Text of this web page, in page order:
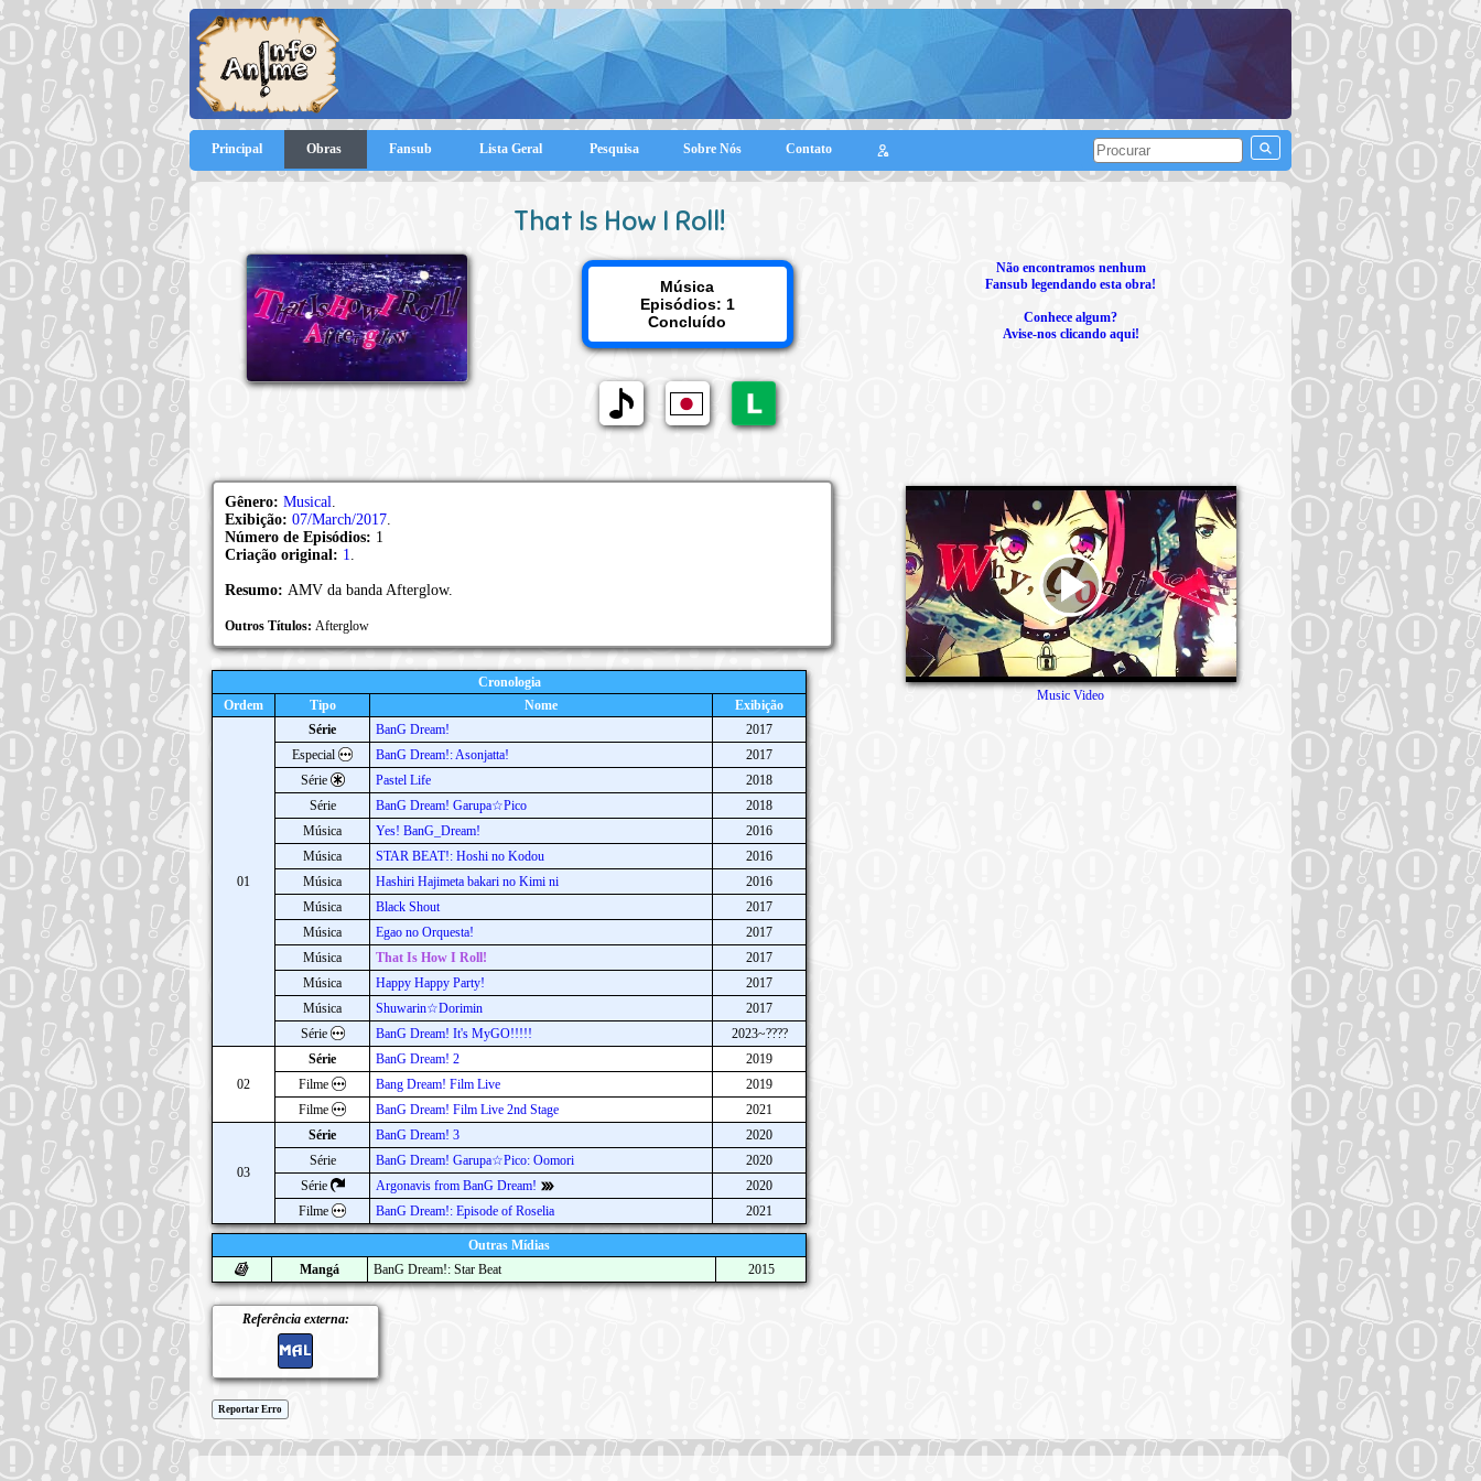
Principal Obras Fansub Lista Geral Pesquisa Sobre Nós Contato
That Is How I Roll!
Música
Episódios: 1
Concluído
Não encontramos nenhum
Fansub legendando esta obra!
Conhece algum?
Avise-nos clicando aqui!
Gênero: Musical.
Exibição: 07/March/2017.
Número de Episódios: 1
Criação original: 1.
Resumo: AMV da banda Afterglow.
Outros Títulos: Afterglow
Cronologia
Ordem
Tipo Nome Exibição
01
Série BanG Dream!
2017
Especial
BanG Dream!: Asonjatta!
2017
Série
Pastel Life
2018
Série
BanG Dream! Garupa☆Pico
2018
Música
Yes! BanG_Dream!
2016
Música
STAR BEAT!: Hoshi no Kodou
2016
Música
Hashiri Hajimeta bakari no Kimi ni
2016
Música
Black Shout
2017
Música
Egao no Orquesta!
2017
Música
That Is How I Roll!
2017
Música
Happy Happy Party!
2017
Música
Shuwarin☆Dorimin
2017
Série
BanG Dream! It's MyGO!!!!! 2023~????
02
Série BanG Dream! 2
2019
Filme
Bang Dream! Film Live
2019
Filme
BanG Dream! Film Live 2nd Stage 2021
03
Série BanG Dream! 3
2020
Série
BanG Dream! Garupa☆Pico: Oomori
2020
Série
Argonavis from BanG Dream!
2020
Filme
BanG Dream!: Episode of Roselia 2021
Outras Mídias
Mangá
BanG Dream!: Star Beat 2015
Referência externa:
Music Video
Reportar Erro